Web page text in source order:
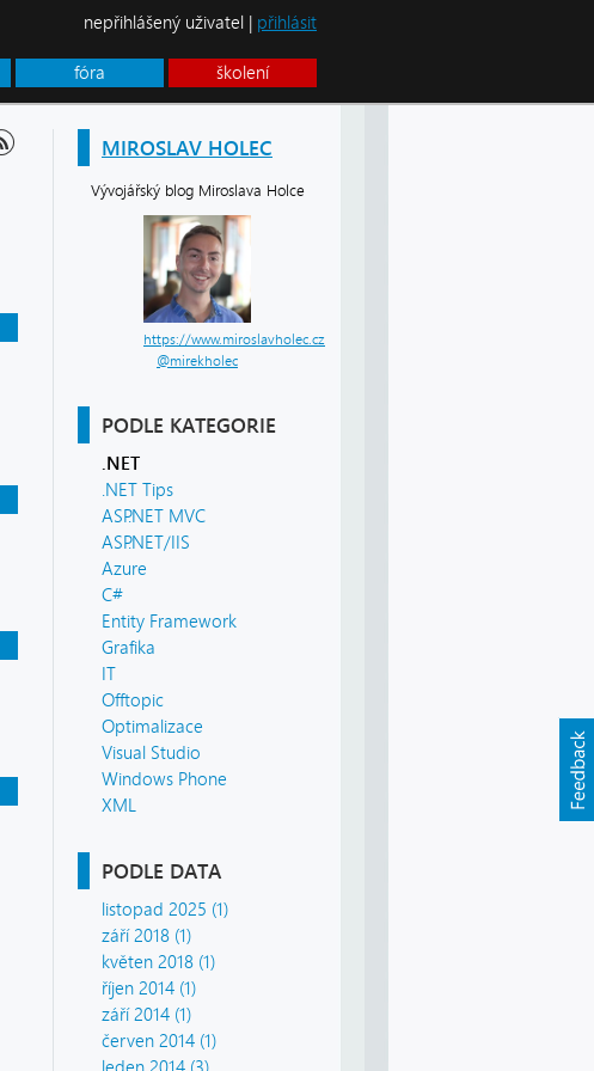
fóra školení
nepřihlášený uživatel | přihlásit
MIROSLAV HOLEC
Vývojářský blog Miroslava Holce
https://www.miroslavholec.cz
@mirekholec
PODLE KATEGORIE
.NET
.NET Tips
ASP.NET MVC
ASP.NET/IIS
Azure
C#
Entity Framework
Grafika
IT
Offtopic
Optimalizace
Visual Studio
Windows Phone
XML
PODLE DATA
listopad 2025 (1)
září 2018 (1)
květen 2018 (1)
říjen 2014 (1)
září 2014 (1)
červen 2014 (1)